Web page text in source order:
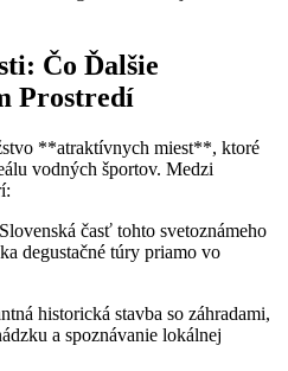
Čo Ďalšie
Prostredí
**atraktívnych miest**, ktoré⁢
⁣vodných športov. Medzi
Slovenská časť tohto svetoznámeho⁤
degustačné ​túry‍ priamo vo
historická​ stavba so záhradami,
a​ spoznávanie lokálnej